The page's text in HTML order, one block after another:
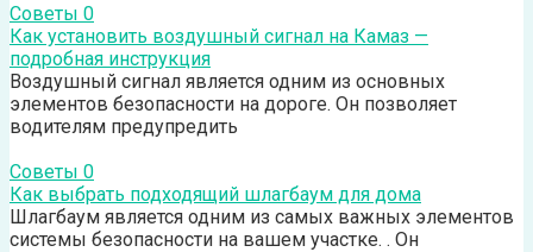
Советы 0
Как установить воздушный сигнал на Камаз —
подробная инструкция
Воздушный сигнал является одним из основных
элементов безопасности на дороге. Он позволяет
водителям предупредить
Советы 0
Как выбрать подходящий шлагбаум для дома
Шлагбаум является одним из самых важных элементов
системы безопасности на вашем участке. . Он